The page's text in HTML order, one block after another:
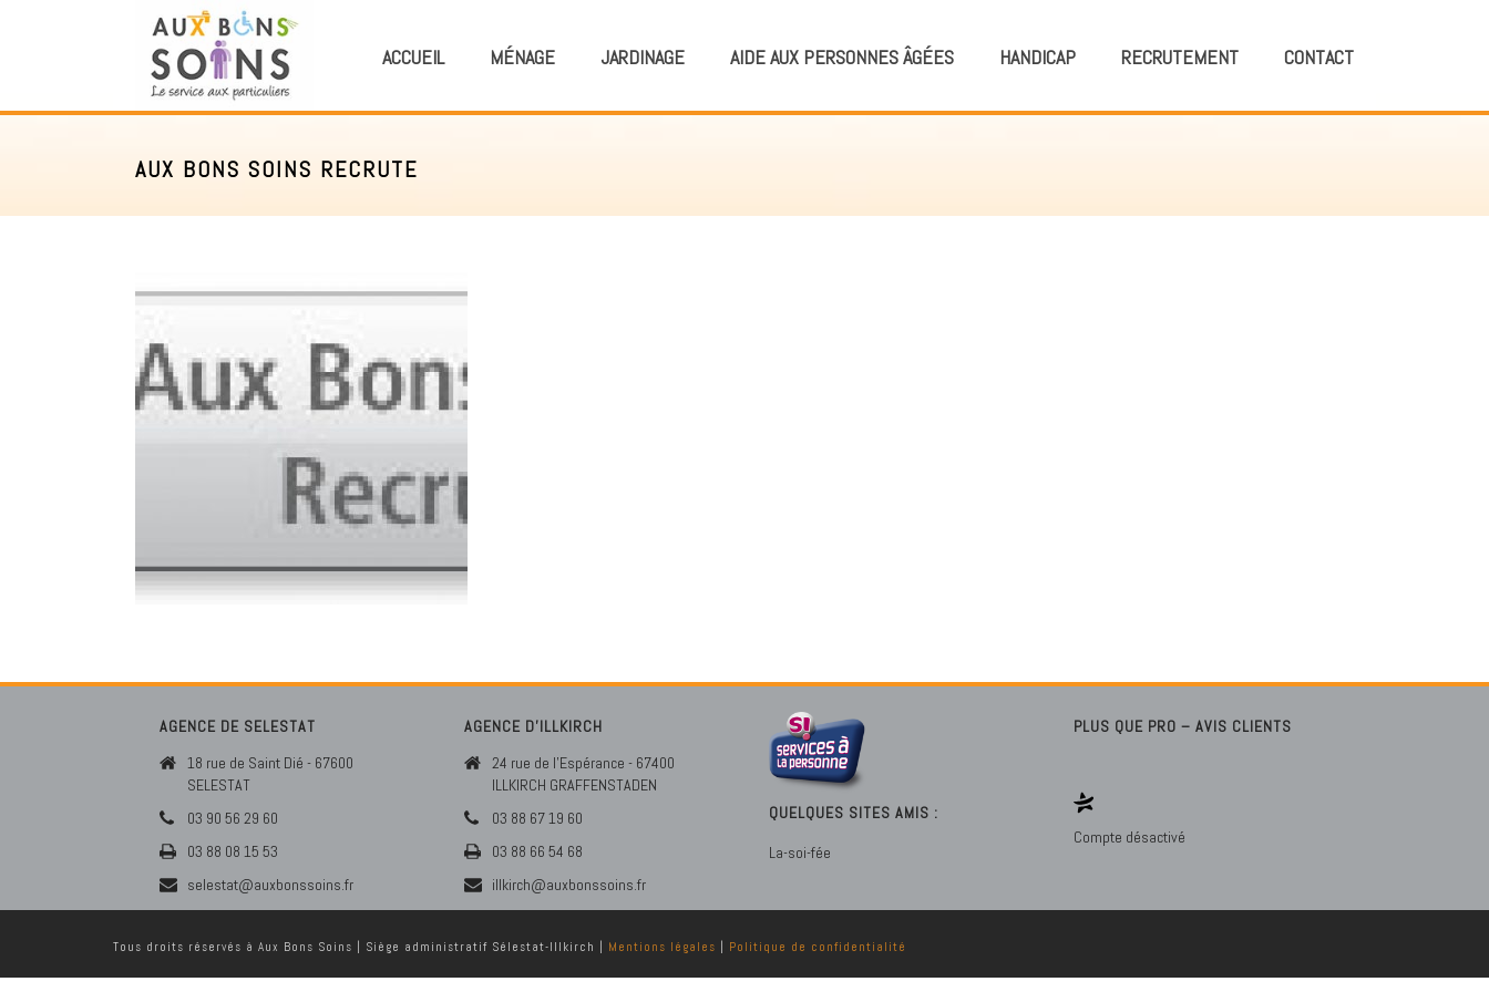
ACCUEIL MÉNAGE JARDINAGE AIDE AUX PERSONNES ÂGÉES HANDICAP RECRUTEMENT CONTACT
AUX BONS SOINS RECRUTE
AGENCE DE SELESTAT
18 rue de Saint Dié - 67600
SELESTAT
03 90 56 29 60
03 88 08 15 53
selestat@auxbonssoins.fr
AGENCE D’ILLKIRCH
24 rue de l'Espérance - 67400
ILLKIRCH GRAFFENSTADEN
03 88 67 19 60
03 88 66 54 68
illkirch@auxbonssoins.fr
QUELQUES SITES AMIS :
La-soi-fée
PLUS QUE PRO – AVIS CLIENTS
Compte désactivé
Tous droits réservés à Aux Bons Soins | Siège administratif Sélestat-Illkirch | Mentions légales Politique de confidentialité